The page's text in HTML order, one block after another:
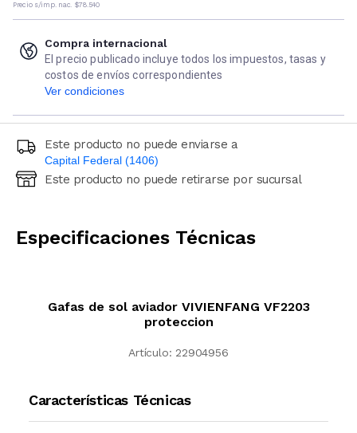
Precio s/imp. nac. $78.540
Compra internacional
El precio publicado incluye todos los impuestos, tasas y
costos de envíos correspondientes
Ver condiciones
Este producto no puede enviarse a
Capital Federal (1406)
Ingresá código postal (sólo números)
Este producto no puede retirarse por sucursal
Especificaciones Técnicas
Gafas de sol aviador VIVIENFANG VF2203
proteccion
Artículo: 22904956
Características Técnicas